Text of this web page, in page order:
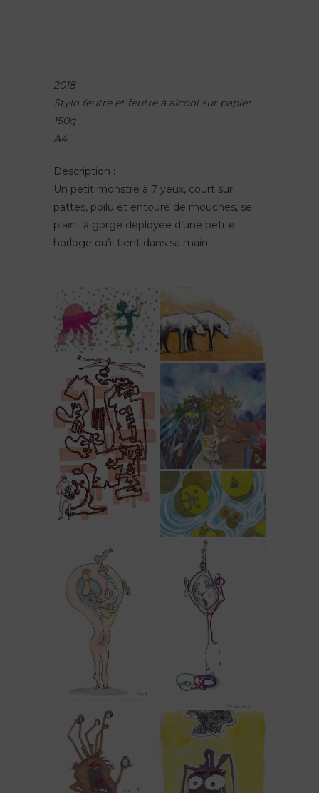
2018
Stylo feutre et feutre à alcool sur papier
150g
A4
Description :
Un petit monstre à 7 yeux, court sur
pattes, poilu et entouré de mouches, se
plaint à gorge déployée d’une petite
horloge qu’il tient dans sa main.